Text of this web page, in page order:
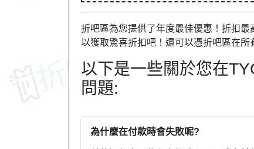
折吧區為您提供了年度最佳優惠！折扣最
以獲取驚喜折扣吧！還可以憑折吧區在所
以下是一些關於您在
問題:
為什麼在付款時會失敗呢?